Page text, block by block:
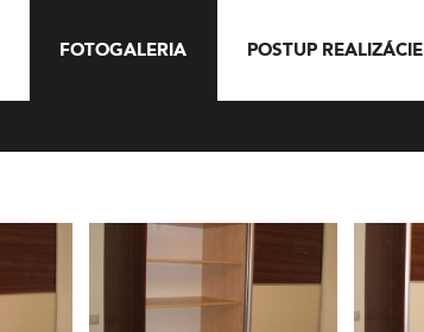
FOTOGALERIA POSTUP REALIZÁCIE